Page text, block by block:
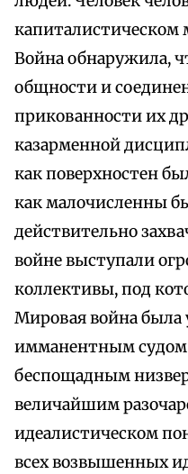
капиталистическом
Война обнаружила,
общности и
прикованности их
казарменной
как поверхностен
как малочисленны
действительно
войне выступали
коллективы, под
Мировая война была
имманентным судом
беспощадным
величайшим
идеалистическом
всех возвышенных